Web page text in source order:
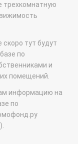
трехкомнатную
тут будут
по
и
помещений.
информацию на
по